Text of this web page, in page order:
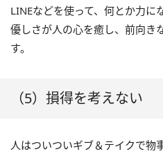
LINEなどを使って、何とか力に
優しさが人の心を癒し、前向き
す。
（5）損得を考えない
人はついついギブ＆テイクで物